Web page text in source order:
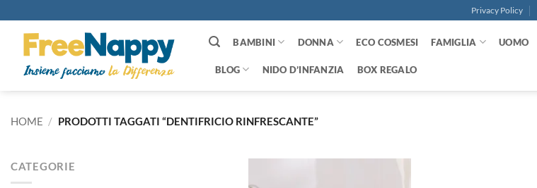
ai
contenuti
Privacy Policy
BAMBINI DONNA ECO COSMESI FAMIGLIA UOMO
BLOG NIDO D’INFANZIA BOX REGALO
HOME / PRODOTTI TAGGATI “DENTIFRICIO RINFRESCANTE”
CATEGORIE